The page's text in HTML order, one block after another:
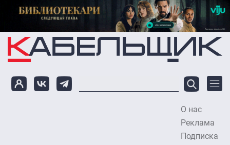
Перейти к основному содержанию
О нас
Реклама
Подписка